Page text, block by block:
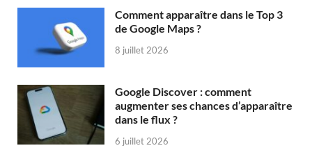
Comment apparaître dans le Top 3
de Google Maps ?
8 juillet 2026
Google Discover : comment
augmenter ses chances d’apparaître
dans le flux ?
6 juillet 2026